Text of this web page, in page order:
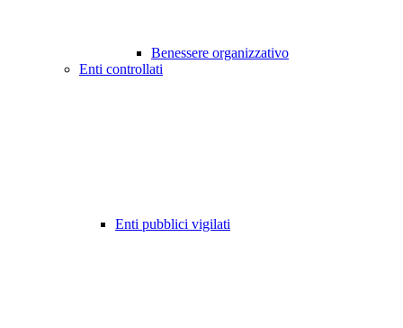
Benessere organizzativo
Enti controllati
Enti pubblici vigilati